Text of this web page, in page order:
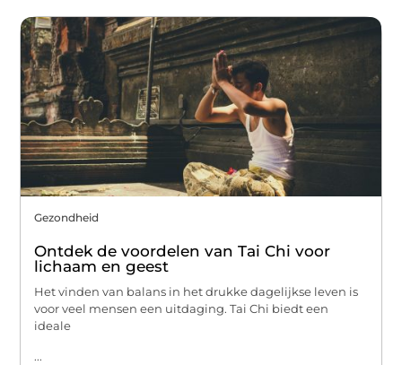
Gezondheid
Ontdek de voordelen van Tai Chi voor
lichaam en geest
Het vinden van balans in het drukke dagelijkse leven is
voor veel mensen een uitdaging. Tai Chi biedt een
ideale
...